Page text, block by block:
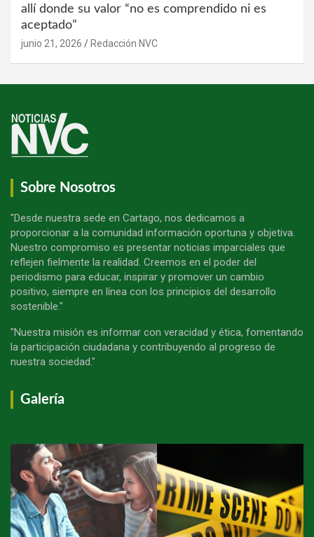
allí donde su valor “no es comprendido ni es
aceptado”
junio 21, 2026 Redacción NVC
Sobre Nosotros
"Desde nuestra sede en Cartago, nos dedicamos a
proporcionar a la comunidad información oportuna y objetiva.
Nuestro compromiso es presentar noticias imparciales que
reflejen fielmente la realidad. Creemos en el poder del
periodismo para educar, inspirar y promover un cambio
positivo, siempre en línea con los principios del desarrollo
sostenible."
"Nuestra misión es informar con veracidad y ética, fomentando
la participación ciudadana y contribuyendo al progreso de
nuestra sociedad."
Galería